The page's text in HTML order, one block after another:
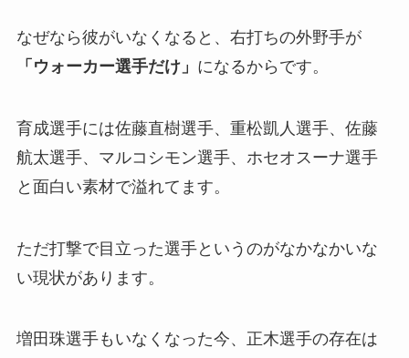
なぜなら彼がいなくなると、右打ちの外野手が
「ウォーカー選手だけ」 になるからです。
育成選手には佐藤直樹選手、重松凱人選手、佐藤
航太選手、マルコシモン選手、ホセオスーナ選手
と面白い素材で溢れてます。
ただ打撃で目立った選手というのがなかなかいな
い現状があります。
増田珠選手もいなくなった今、正木選手の存在は